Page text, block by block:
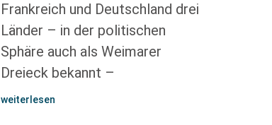
Frankreich und Deutschland drei
Länder – in der politischen
Sphäre auch als Weimarer
Dreieck bekannt –
weiterlesen